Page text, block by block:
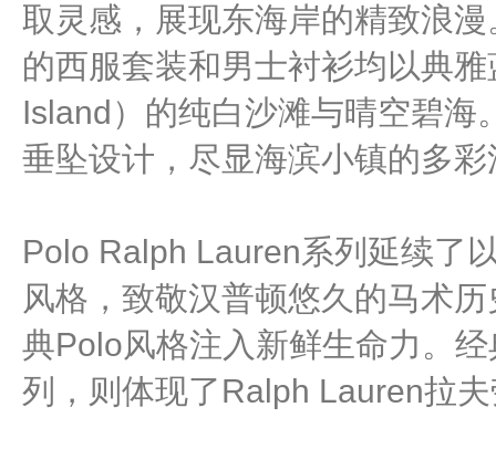
取灵感，展现东海岸的精致浪
的西服套装和男士衬衫均以典
Island）的纯白沙滩与晴空碧海
垂坠设计，尽显海滨小镇的多
Polo Ralph Lauren系列延续了
风格，致敬汉普顿悠久的马术
典Polo风格注入新鲜生命力。
列，则体现了Ralph Lauren拉